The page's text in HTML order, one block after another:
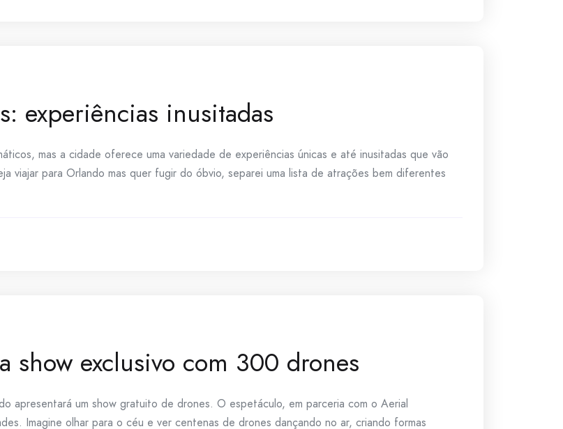
experiências inusitadas
mas a cidade oferece uma variedade de experiências únicas e até inusitadas que vão
viajar para Orlando mas quer fugir do óbvio, separei uma lista de atrações bem diferentes
show exclusivo com 300 drones
apresentará um show gratuito de drones. O espetáculo, em parceria com o Aerial
Imagine olhar para o céu e ver centenas de drones dançando no ar, criando formas